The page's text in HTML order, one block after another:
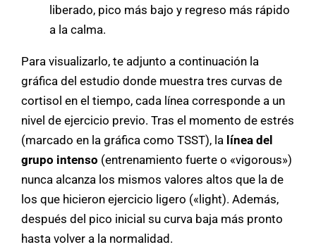
liberado, pico más bajo y regreso más rápido
a la calma.
Para visualizarlo, te adjunto a continuación la
gráfica del estudio donde muestra tres curvas de
cortisol en el tiempo, cada línea corresponde a un
nivel de ejercicio previo. Tras el momento de estrés
(marcado en la gráfica como TSST), la línea del
grupo intenso (entrenamiento fuerte o «vigorous»)
nunca alcanza los mismos valores altos que la de
los que hicieron ejercicio ligero («light). Además,
después del pico inicial su curva baja más pronto
hasta volver a la normalidad.